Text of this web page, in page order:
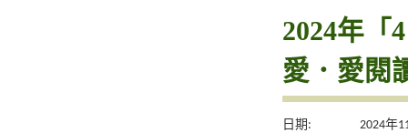
2024年「
愛．愛閱
日期:
2024年